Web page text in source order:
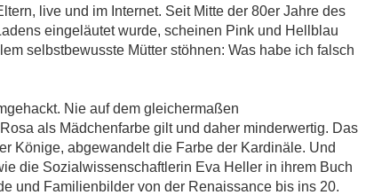
live und im Internet. Seit Mitte der 80er Jahre des
eingeläutet wurde, scheinen Pink und Hellblau
selbstbewusste Mütter stöhnen: Was habe ich falsch
Nie auf dem gleichermaßen
als Mädchenfarbe gilt und daher minderwertig. Das
Könige, abgewandelt die Farbe der Kardinäle. Und
die Sozialwissenschaftlerin Eva Heller in ihrem Buch
und Familienbilder von der Renaissance bis ins 20.